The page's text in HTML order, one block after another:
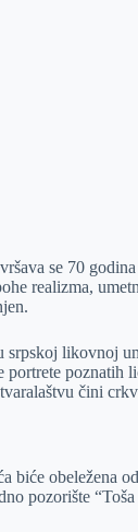
se 70
realizma,
srpskoj likovnoj
portrete
čini
biće obeležena
pozorište